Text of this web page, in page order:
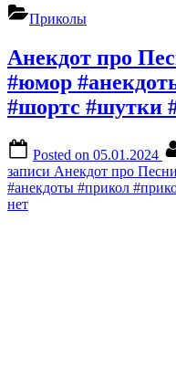
Приколы
Анекдот про
#юмор
#шортс #шутки
Posted on 05.01.2024
записи Анекдот про
#анекдоты #прикол
нет